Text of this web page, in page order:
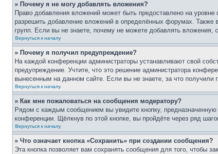
» Почему я не могу добавлять вложения?
Право добавления вложений может быть предоставлено на
разрешить добавление вложений в определённых форумах.
групп. Если вы не знаете, почему не можете добавлять вложения,
Вернуться к началу
» Почему я получил предупреждение?
На каждой конференции администраторы устанавливают свой
предупреждение. Учтите, что это решение администратора
вынесенным на данном сайте. Если вы не знаете, за что
Вернуться к началу
» Как мне пожаловаться на сообщения модератору?
Рядом с каждым сообщением вы увидите кнопку,
конференции. Щёлкнув по этой кнопке, вы пройдёте через ряд
Вернуться к началу
» Что означает кнопка «Сохранить» при создании сообщения?
Эта кнопка позволяет вам сохранять сообщения для того, чтобы